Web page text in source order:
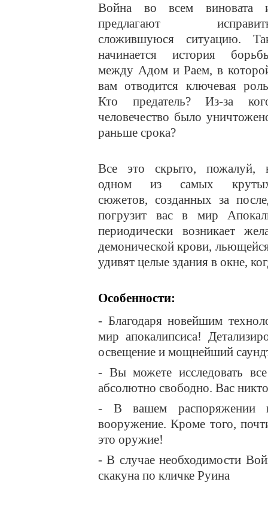
Война во всем виновата
предлагают
сложившуюся ситуацию.
начинается история
между Адом и Раем, в
вам отводится ключевая
Кто предатель? Из-за
человечество было
раньше срока?
Все это скрыто, пожалуй,
одном из самых
сюжетов, созданных за
погрузит вас в мир
периодически возникает
демонической крови,
удивят целые здания в окне,
Особенности:
- Благодаря новейшим
мир апокалипсиса!
освещение и мощнейший
- Вы можете исследовать все
абсолютно свободно. Вас
- В вашем распоряжении
вооружение. Кроме того,
это оружие!
- В случае необходимости
скакуна по кличке Руина